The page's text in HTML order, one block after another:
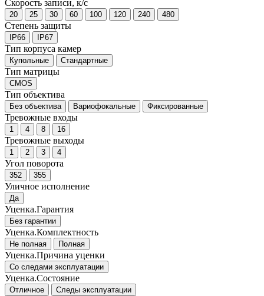
Скорость записи, к/с
20 25 30 60 100 120 240 480
Степень защиты
IP66 IP67
Тип корпуса камер
Купольные Стандартные
Тип матрицы
CMOS
Тип объектива
Без объектива Вариофокальные Фиксированные
Тревожные входы
1 4 8 16
Тревожные выходы
1 2 3 4
Угол поворота
352 355
Уличное исполнение
Да
Уценка.Гарантия
Без гарантии
Уценка.Комплектность
Не полная Полная
Уценка.Причина уценки
Со следами эксплуатации
Уценка.Состояние
Отличное Следы эксплуатации